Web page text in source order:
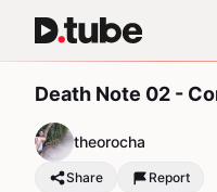
Death Note 02 -
theorocha
Share Report